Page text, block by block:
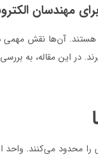
مهندسان
آن‌ها نقش مهمی
در این مقاله، به